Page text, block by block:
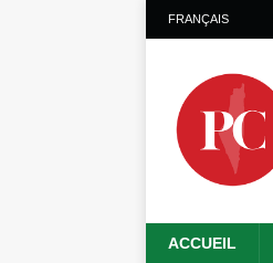
FRANÇAIS
ACCUEIL